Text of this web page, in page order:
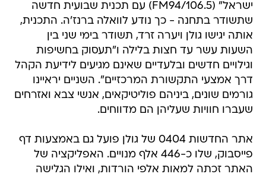
ישראל" (FM94/106.5) עם תכנית שבועית חדשה
שתשודר בתחנה - כך נודע לוואלה ברנז'ה. התכנית,
אותה יגישו גולן ויערה זרד, תשודר בימי שני בין
השעות עשר עד חצות בלילה ו"תעסוק בחשיפות
וגילויים חדשים ובלעדיים שאינם מגיעים לידיעת הקהל
דרך אמצעי התקשורת המרכזיים". השניים יראיינו
גורמים שונים, ביניהם פוליטיקאים, אנשי צבא ואזרחים
שעברו חוויות שעליהן הם מדווחים.
אתר החדשות 0404 של גולן פועל גם באמצעות דף
פייסבוק, שלו כ-446 אלף מנויים. האפליקציה של
האתר זכתה למאות אלפי הורדות, ואילו הגלישה